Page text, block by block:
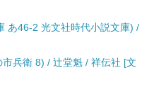
あ46-2 光文社時代小説文庫) /
兵衛 8) / 辻堂魁 / 祥伝社 [文